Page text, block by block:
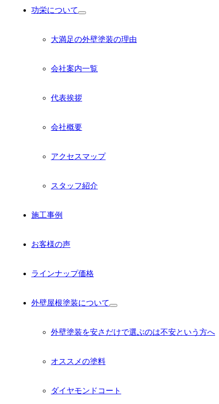
功栄について
サ
ニ
を
大満足の外壁塗装の理由
会社案内一覧
代表挨拶
会社概要
アクセスマップ
スタッフ紹介
施工事例
お客様の声
ラインナップ価格
外壁屋根塗装について
サ
ニ
外壁塗装を安さだけで選ぶのは不安という方へ
オススメの塗料
ダイヤモンドコート